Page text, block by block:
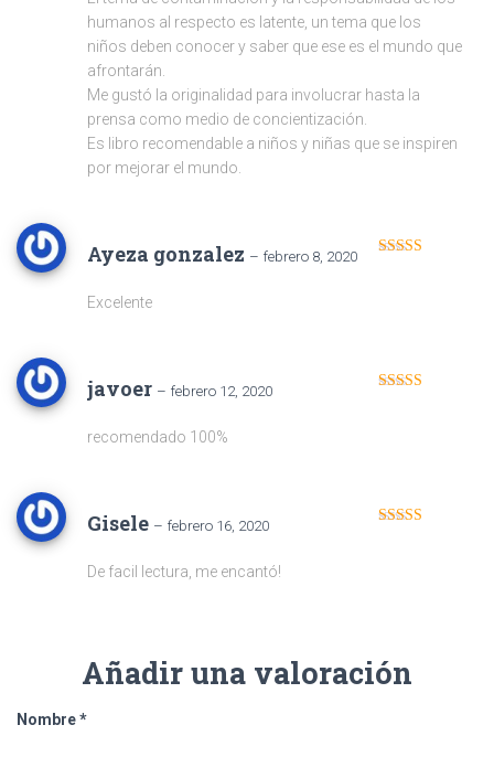
humanos al respecto es latente, un tema que los
niños deben conocer y saber que ese es el mundo que
afrontarán.
Me gustó la originalidad para involucrar hasta la
prensa como medio de concientización.
Es libro recomendable a niños y niñas que se inspiren
por mejorar el mundo.
Ayeza gonzalez – febrero 8, 2020
Excelente
javoer – febrero 12, 2020
recomendado 100%
Gisele – febrero 16, 2020
De facil lectura, me encantó!
Añadir una valoración
Nombre*